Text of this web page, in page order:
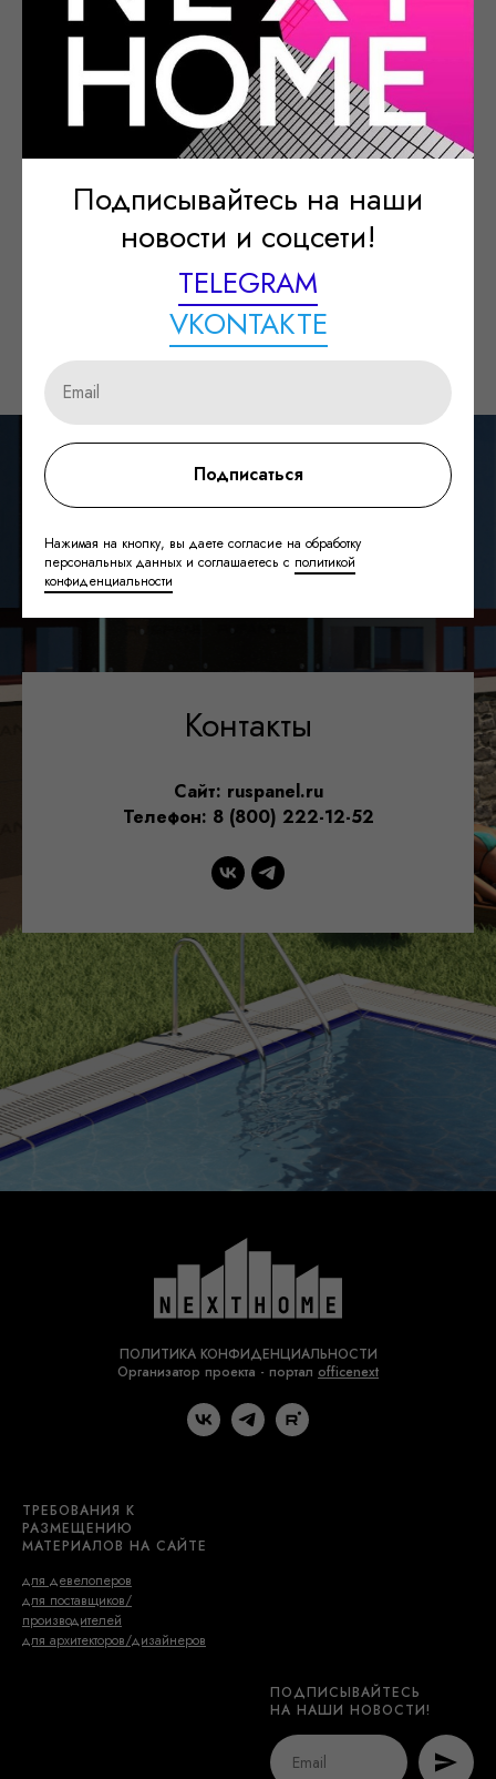
Подписывайтесь на наши
новости и соцсети!
TELEGRAM
VKONTAKTE
Подписаться
Нажимая на кнопку, вы даете согласие на обработку
персональных данных и соглашаетесь с политикой
конфиденциальности
Дом-А.рф – это сборные фабричные решения для загородной жизни.
Мы строим быстро, качественно, красиво и на века.
Контакты
Сайт: ruspanel.ru
Телефон: 8 (800) 222-12-52
ПОЛИТИКА КОНФИДЕНЦИАЛЬНОСТИ
Организатор проекта - портал officenext
ТРЕБОВАНИЯ К
РАЗМЕЩЕНИЮ
МАТЕРИАЛОВ НА САЙТЕ
для девелоперов
для поставщиков/
производителей
для архитекторов/дизайнеров
ПОДПИСЫВАЙТЕСЬ
НА НАШИ НОВОСТИ!